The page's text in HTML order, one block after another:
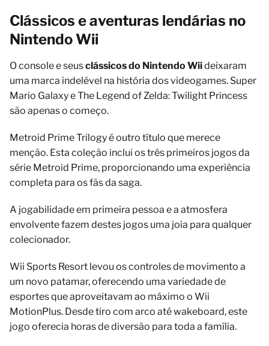
Clássicos e aventuras lendárias no
Nintendo Wii
O console e seusclássicos do Nintendo Wiideixaram
uma marca indelével na história dos videogames. Super
Mario Galaxy e The Legend of Zelda: Twilight Princess
são apenas o começo.
Metroid Prime Trilogy é outro título que merece
menção. Esta coleção inclui os três primeiros jogos da
série Metroid Prime, proporcionando uma experiência
completa para os fãs da saga.
A jogabilidade em primeira pessoa e a atmosfera
envolvente fazem destes jogos uma joia para qualquer
colecionador.
Wii Sports Resort levou os controles de movimento a
um novo patamar, oferecendo uma variedade de
esportes que aproveitavam ao máximo o Wii
MotionPlus. Desde tiro com arco até wakeboard, este
jogo oferecia horas de diversão para toda a família.